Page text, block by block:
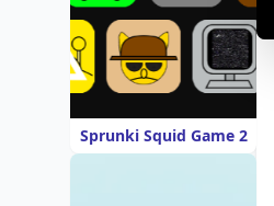
Sprunki Squid Game 2